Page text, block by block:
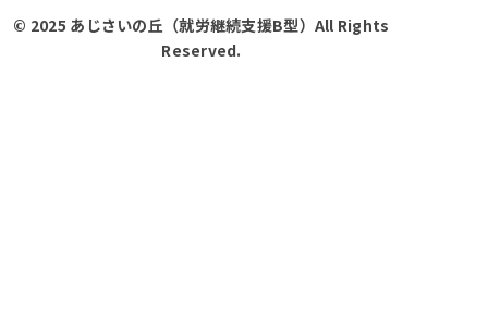
© 2025 あじさいの丘（就労継続支援B型）All Rights
Reserved.